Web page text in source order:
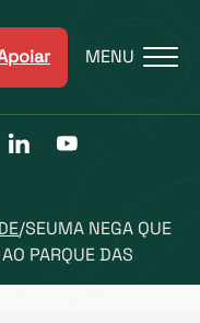
MENU
/SEUMA NEGA QUE
PARQUE DAS